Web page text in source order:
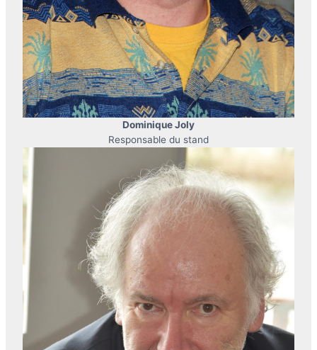
Dominique Joly
Responsable du stand